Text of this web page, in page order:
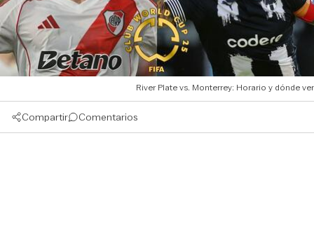
River Plate vs. Monterrey: Horario y dónde ver
Compartir Comentarios